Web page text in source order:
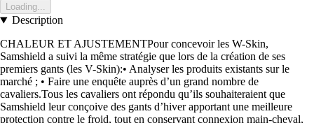
Loading...
Description
CHALEUR ET AJUSTEMENTPour concevoir les W-Skin,
Samshield a suivi la même stratégie que lors de la création de ses
premiers gants (les V-Skin):• Analyser les produits existants sur le
marché ; • Faire une enquête auprès d’un grand nombre de
cavaliers.Tous les cavaliers ont répondu qu’ils souhaiteraient que
Samshield leur conçoive des gants d’hiver apportant une meilleure
protection contre le froid, tout en conservant connexion main-cheval,